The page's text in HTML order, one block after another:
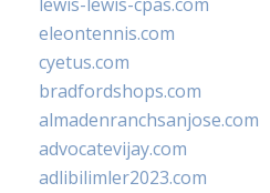
eleontennis.com
cyetus.com
bradfordshops.com
almadenranchsanjose.com
advocatevijay.com
adlibilimler2023.com